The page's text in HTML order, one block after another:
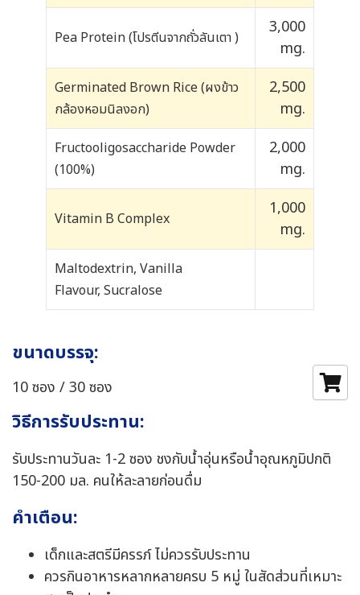
Pea Protein (โปรตีนจากถั่วลันเตา )
3,000
mg.
Germinated Brown Rice (ผงข้าว
กล้องหอมนิลงอก)
2,500
mg.
Fructooligosaccharide Powder
(100%)
2,000
mg.
Vitamin B Complex
1,000
mg.
Maltodextrin, Vanilla
Flavour, Sucralose
ขนาดบรรจุ:
10 ซอง / 30 ซอง
วิธีการรับประทาน:
รับประทานวันละ 1-2 ซอง ชงกับน้ำอุ่นหรือน้ำอุณหภูมิปกติ
150-200 มล. คนให้ละลายก่อนดื่ม
คำเตือน:
เด็กและสตรีมีครรภ์ ไม่ควรรับประทาน
ควรกินอาหารหลากหลายครบ 5 หมู่ ในสัดส่วนที่เหมาะ